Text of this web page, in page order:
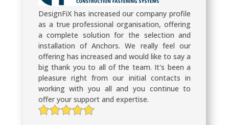
DesignFiX has increased our company profile
as a true professional organisation, offering
a complete solution for the selection and
installation of Anchors. We really feel our
offering has increased and would like to say a
big thank you to all of the team. It's been a
pleasure right from our initial contacts in
working with you all and you continue to
offer your support and expertise.